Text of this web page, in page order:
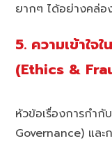
ยากๆ ได้อย่างคล่อ
5. ความเข้าใจ
(Ethics &
หัวข้อเรื่องการกำ
Governance) และ